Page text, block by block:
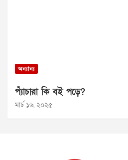
অন্যান্য
প্যাঁচারা কি বই পড়ে?
মার্চ ১৬, ২০২৫